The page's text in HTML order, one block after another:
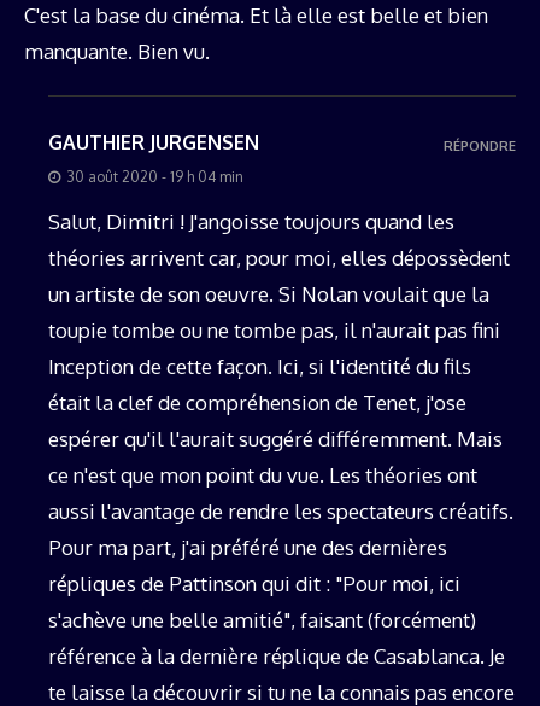
C'est la base du cinéma. Et là elle est belle et bien
manquante. Bien vu.
GAUTHIER JURGENSEN
30 août 2020 - 19 h 04 min
Salut, Dimitri ! J'angoisse toujours quand les
théories arrivent car, pour moi, elles dépossèdent
un artiste de son oeuvre. Si Nolan voulait que la
toupie tombe ou ne tombe pas, il n'aurait pas fini
Inception de cette façon. Ici, si l'identité du fils
était la clef de compréhension de Tenet, j'ose
espérer qu'il l'aurait suggéré différemment. Mais
ce n'est que mon point du vue. Les théories ont
aussi l'avantage de rendre les spectateurs créatifs.
Pour ma part, j'ai préféré une des dernières
répliques de Pattinson qui dit : "Pour moi, ici
s'achève une belle amitié", faisant (forcément)
référence à la dernière réplique de Casablanca. Je
te laisse la découvrir si tu ne la connais pas encore
RÉPONDRE